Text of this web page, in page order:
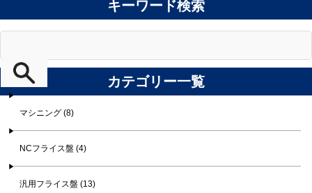
キーワード検索
カテゴリー一覧
マシニング (8)
NCフライス盤 (4)
汎用フライス盤 (13)